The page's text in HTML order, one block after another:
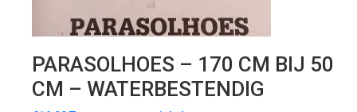
PARASOLHOES – 170 CM BIJ 50
CM – WATERBESTENDIG